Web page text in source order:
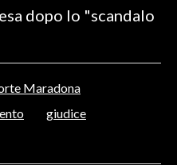
dopo lo "scandalo
Maradona
giudice